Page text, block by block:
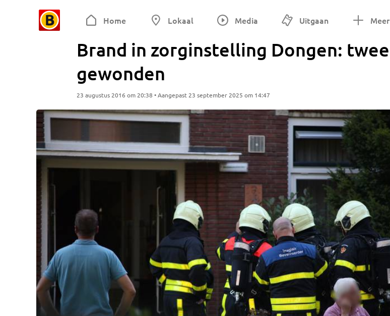
Home Lokaal Media Uitgaan Meer
Brand in zorginstelling Dongen: twee
gewonden
23 augustus 2016 om 20:38 • Aangepast 23 september 2025 om 14:47